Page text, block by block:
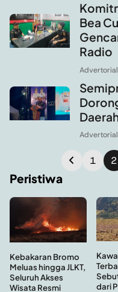
Bea
Radio
Advertorial
Advertorial
1 2
Peristiwa
Kebakaran Bromo
Meluas hingga JLKT,
Seluruh Akses
Wisata Resmi
dari